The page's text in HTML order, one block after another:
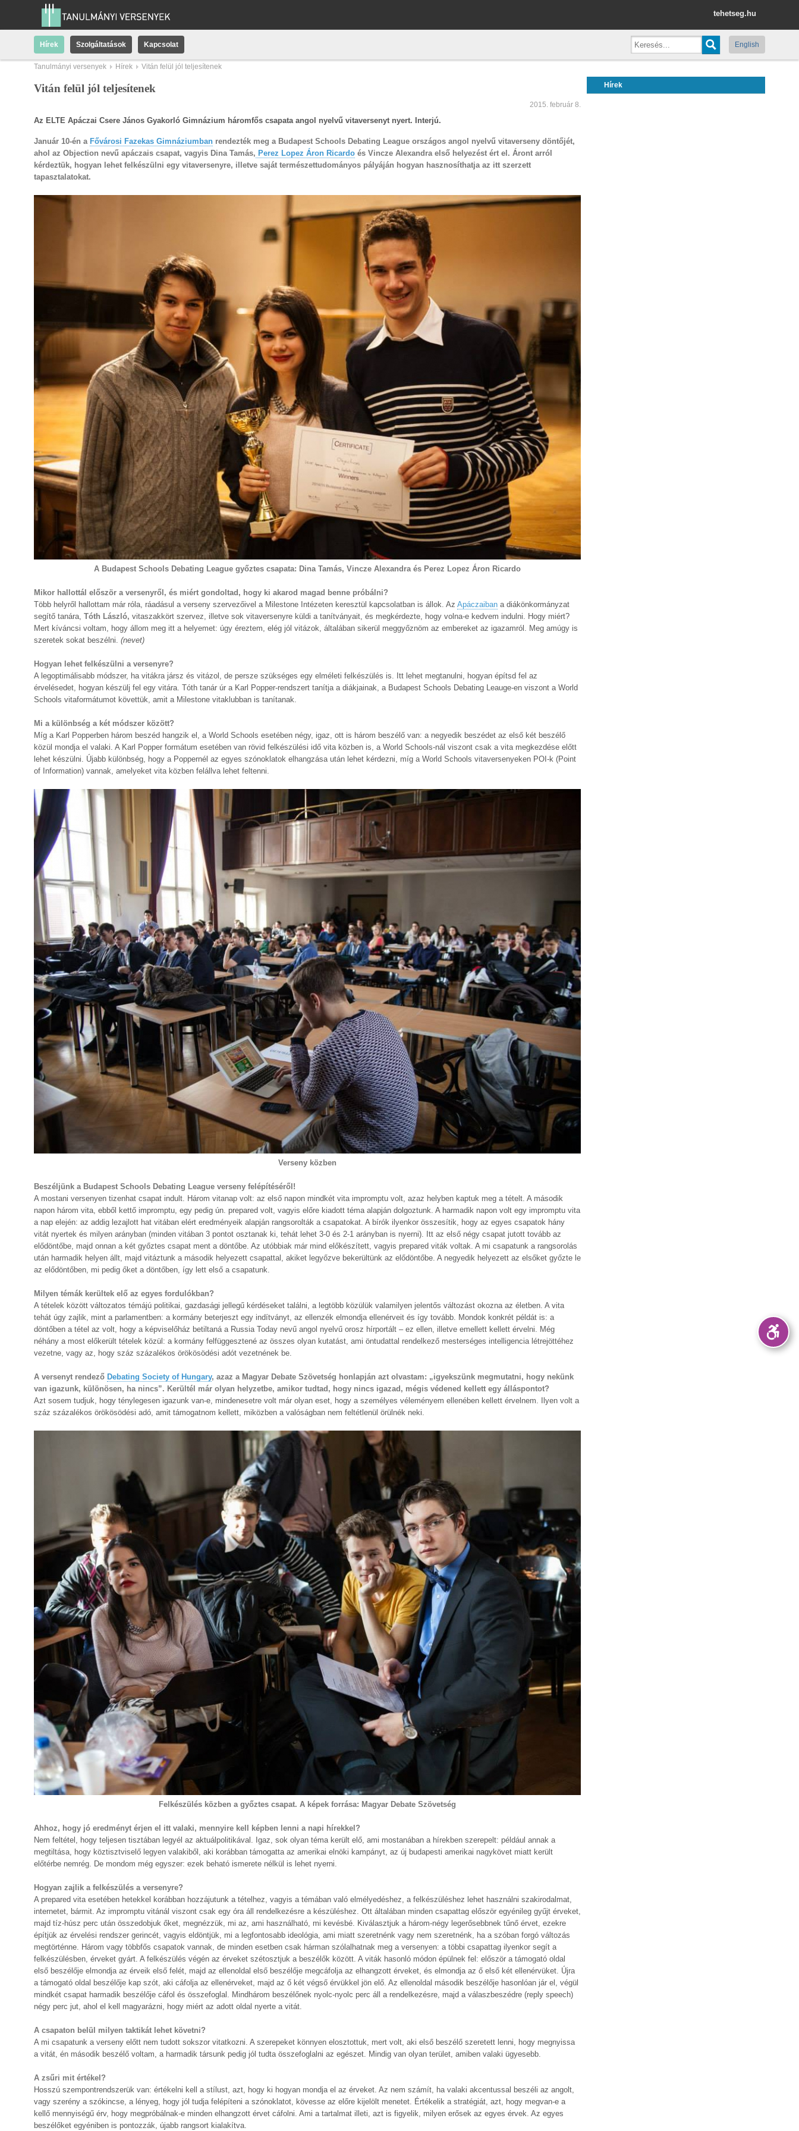
tehetseg.hu
Hírek Szolgáltatások Kapcsolat English
Tanulmányi versenyek Hírek Vitán felül jól teljesítenek
Vitán felül jól teljesítenek
2015. február 8.
Az ELTE Apáczai Csere János Gyakorló Gimnázium háromfős csapata angol nyelvű vitaversenyt nyert. Interjú.
Január 10-én a Fővárosi Fazekas Gimnáziumban rendezték meg a Budapest Schools Debating League országos angol nyelvű vitaverseny döntőjét,
ahol az Objection nevű apáczais csapat, vagyis Dina Tamás, Perez Lopez Áron Ricardo és Vincze Alexandra első helyezést ért el. Áront arról
kérdeztük, hogyan lehet felkészülni egy vitaversenyre, illetve saját természettudományos pályáján hogyan hasznosíthatja az itt szerzett
tapasztalatokat.
A Budapest Schools Debating League győztes csapata: Dina Tamás, Vincze Alexandra és Perez Lopez Áron Ricardo
Mikor hallottál először a versenyről, és miért gondoltad, hogy ki akarod magad benne próbálni?
Több helyről hallottam már róla, ráadásul a verseny szervezőivel a Milestone Intézeten keresztül kapcsolatban is állok. Az Apáczaiban a diákönkormányzat
segítő tanára, Tóth László, vitaszakkört szervez, illetve sok vitaversenyre küldi a tanítványait, és megkérdezte, hogy volna-e kedvem indulni. Hogy miért?
Mert kíváncsi voltam, hogy állom meg itt a helyemet: úgy éreztem, elég jól vitázok, általában sikerül meggyőznöm az embereket az igazamról. Meg amúgy is
szeretek sokat beszélni. (nevet)
Hogyan lehet felkészülni a versenyre?
A legoptimálisabb módszer, ha vitákra jársz és vitázol, de persze szükséges egy elméleti felkészülés is. Itt lehet megtanulni, hogyan építsd fel az
érvelésedet, hogyan készülj fel egy vitára. Tóth tanár úr a Karl Popper-rendszert tanítja a diákjainak, a Budapest Schools Debating Leauge-en viszont a World
Schools vitaformátumot követtük, amit a Milestone vitaklubban is tanítanak.
Mi a különbség a két módszer között?
Míg a Karl Popperben három beszéd hangzik el, a World Schools esetében négy, igaz, ott is három beszélő van: a negyedik beszédet az első két beszélő
közül mondja el valaki. A Karl Popper formátum esetében van rövid felkészülési idő vita közben is, a World Schools-nál viszont csak a vita megkezdése előtt
lehet készülni. Újabb különbség, hogy a Poppernél az egyes szónoklatok elhangzása után lehet kérdezni, míg a World Schools vitaversenyeken POI-k (Point
of Information) vannak, amelyeket vita közben felállva lehet feltenni.
Verseny közben
Beszéljünk a Budapest Schools Debating League verseny felépítéséről!
A mostani versenyen tizenhat csapat indult. Három vitanap volt: az első napon mindkét vita impromptu volt, azaz helyben kaptuk meg a tételt. A második
napon három vita, ebből kettő impromptu, egy pedig ún. prepared volt, vagyis előre kiadott téma alapján dolgoztunk. A harmadik napon volt egy impromptu vita
a nap elején: az addig lezajlott hat vitában elért eredményeik alapján rangsorolták a csapatokat. A bírók ilyenkor összesítik, hogy az egyes csapatok hány
vitát nyertek és milyen arányban (minden vitában 3 pontot osztanak ki, tehát lehet 3-0 és 2-1 arányban is nyerni). Itt az első négy csapat jutott tovább az
elődöntőbe, majd onnan a két győztes csapat ment a döntőbe. Az utóbbiak már mind előkészített, vagyis prepared viták voltak. A mi csapatunk a rangsorolás
után harmadik helyen állt, majd vitáztunk a második helyezett csapattal, akiket legyőzve bekerültünk az elődöntőbe. A negyedik helyezett az elsőket győzte le
az elődöntőben, mi pedig őket a döntőben, így lett első a csapatunk.
Milyen témák kerültek elő az egyes fordulókban?
A tételek között változatos témájú politikai, gazdasági jellegű kérdéseket találni, a legtöbb közülük valamilyen jelentős változást okozna az életben. A vita
tehát úgy zajlik, mint a parlamentben: a kormány beterjeszt egy indítványt, az ellenzék elmondja ellenérveit és így tovább. Mondok konkrét példát is: a
döntőben a tétel az volt, hogy a képviselőház betiltaná a Russia Today nevű angol nyelvű orosz hírportált – ez ellen, illetve emellett kellett érvelni. Még
néhány a most előkerült tételek közül: a kormány felfüggesztené az összes olyan kutatást, ami öntudattal rendelkező mesterséges intelligencia létrejöttéhez
vezetne, vagy az, hogy száz százalékos örökösödési adót vezetnének be.
A versenyt rendező Debating Society of Hungary, azaz a Magyar Debate Szövetség honlapján azt olvastam: „igyekszünk megmutatni, hogy nekünk
van igazunk, különösen, ha nincs”. Kerültél már olyan helyzetbe, amikor tudtad, hogy nincs igazad, mégis védened kellett egy álláspontot?
Azt sosem tudjuk, hogy ténylegesen igazunk van-e, mindenesetre volt már olyan eset, hogy a személyes véleményem ellenében kellett érvelnem. Ilyen volt a
száz százalékos örökösödési adó, amit támogatnom kellett, miközben a valóságban nem feltétlenül örülnék neki.
Felkészülés közben a győztes csapat. A képek forrása: Magyar Debate Szövetség
Ahhoz, hogy jó eredményt érjen el itt valaki, mennyire kell képben lenni a napi hírekkel?
Nem feltétel, hogy teljesen tisztában legyél az aktuálpolitikával. Igaz, sok olyan téma került elő, ami mostanában a hírekben szerepelt: például annak a
megtiltása, hogy köztisztviselő legyen valakiből, aki korábban támogatta az amerikai elnöki kampányt, az új budapesti amerikai nagykövet miatt került
előtérbe nemrég. De mondom még egyszer: ezek beható ismerete nélkül is lehet nyerni.
Hogyan zajlik a felkészülés a versenyre?
A prepared vita esetében hetekkel korábban hozzájutunk a tételhez, vagyis a témában való elmélyedéshez, a felkészüléshez lehet használni szakirodalmat,
internetet, bármit. Az impromptu vitánál viszont csak egy óra áll rendelkezésre a készüléshez. Ott általában minden csapattag először egyénileg gyűjt érveket,
majd tíz-húsz perc után összedobjuk őket, megnézzük, mi az, ami használható, mi kevésbé. Kiválasztjuk a három-négy legerősebbnek tűnő érvet, ezekre
építjük az érvelési rendszer gerincét, vagyis eldöntjük, mi a legfontosabb ideológia, ami miatt szeretnénk vagy nem szeretnénk, ha a szóban forgó változás
megtörténne. Három vagy többfős csapatok vannak, de minden esetben csak hárman szólalhatnak meg a versenyen: a többi csapattag ilyenkor segít a
felkészülésben, érveket gyárt. A felkészülés végén az érveket szétosztjuk a beszélők között. A viták hasonló módon épülnek fel: először a támogató oldal
első beszélője elmondja az érveik első felét, majd az ellenoldal első beszélője megcáfolja az elhangzott érveket, és elmondja az ő első két ellenérvüket. Újra
a támogató oldal beszélője kap szót, aki cáfolja az ellenérveket, majd az ő két végső érvükkel jön elő. Az ellenoldal második beszélője hasonlóan jár el, végül
mindkét csapat harmadik beszélője cáfol és összefoglal. Mindhárom beszélőnek nyolc-nyolc perc áll a rendelkezésre, majd a válaszbeszédre (reply speech)
négy perc jut, ahol el kell magyarázni, hogy miért az adott oldal nyerte a vitát.
A csapaton belül milyen taktikát lehet követni?
A mi csapatunk a verseny előtt nem tudott sokszor vitatkozni. A szerepeket könnyen elosztottuk, mert volt, aki első beszélő szeretett lenni, hogy megnyissa
a vitát, én második beszélő voltam, a harmadik társunk pedig jól tudta összefoglalni az egészet. Mindig van olyan terület, amiben valaki ügyesebb.
A zsűri mit értékel?
Hosszú szempontrendszerük van: értékelni kell a stílust, azt, hogy ki hogyan mondja el az érveket. Az nem számít, ha valaki akcentussal beszéli az angolt,
vagy szerény a szókincse, a lényeg, hogy jól tudja felépíteni a szónoklatot, kövesse az előre kijelölt menetet. Értékelik a stratégiát, azt, hogy megvan-e a
kellő mennyiségű érv, hogy megpróbálnak-e minden elhangzott érvet cáfolni. Ami a tartalmat illeti, azt is figyelik, milyen erősek az egyes érvek. Az egyes
beszélőket egyéniben is pontozzák, újabb rangsort kialakítva.
Hírek